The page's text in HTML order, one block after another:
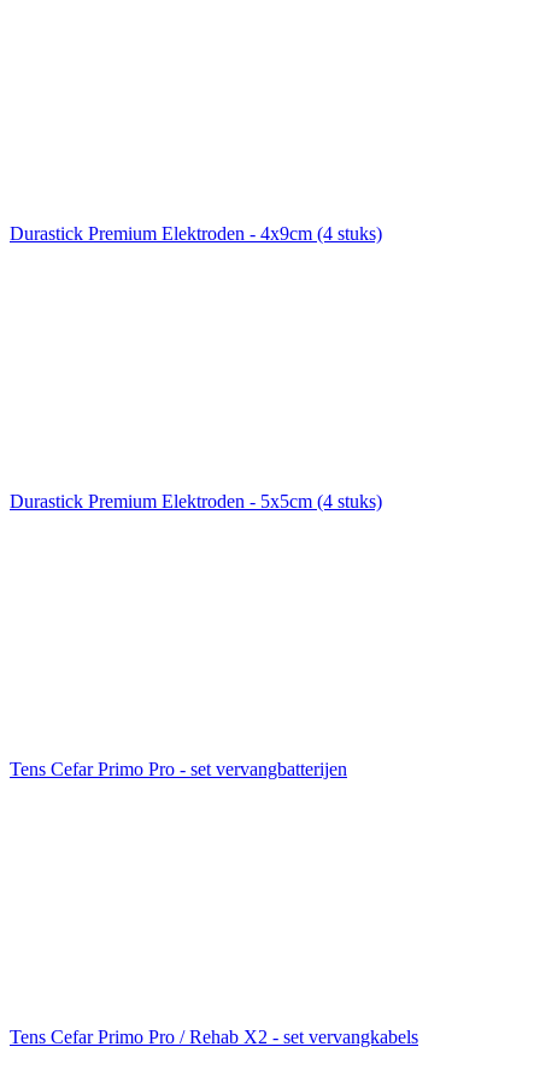
Durastick Premium Elektroden - 4x9cm (4 stuks)
Durastick Premium Elektroden - 5x5cm (4 stuks)
Tens Cefar Primo Pro - set vervangbatterijen
Tens Cefar Primo Pro / Rehab X2 - set vervangkabels